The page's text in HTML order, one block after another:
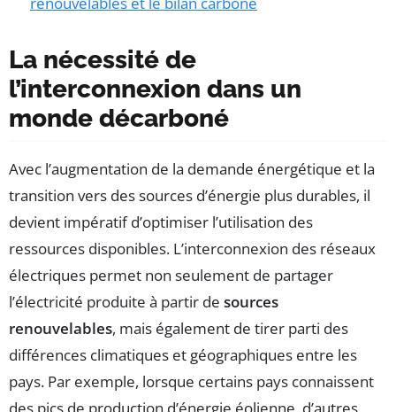
La nécessité de
l’interconnexion dans un
monde décarboné
Avec l’augmentation de la demande énergétique et la
transition vers des sources d’énergie plus durables, il
devient impératif d’optimiser l’utilisation des
ressources disponibles. L’interconnexion des réseaux
électriques permet non seulement de partager
l’électricité produite à partir de sources
renouvelables, mais également de tirer parti des
différences climatiques et géographiques entre les
pays. Par exemple, lorsque certains pays connaissent
des pics de production d’énergie éolienne, d’autres